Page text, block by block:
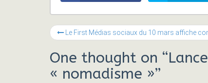
Le First Médias sociaux du 10 mars affiche
One thought on “
« nomadisme »”